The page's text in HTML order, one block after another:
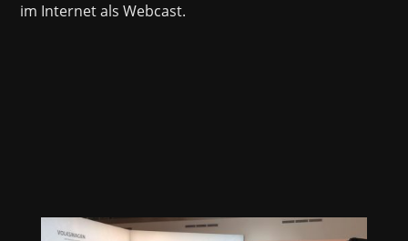
im Internet als Webcast.